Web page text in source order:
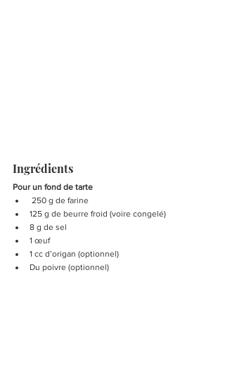
Ingrédients
Pour un fond de tarte
250 g de farine
125 g de beurre froid (voire congelé)
8 g de sel
1 œuf
1 cc d’origan (optionnel)
Du poivre (optionnel)